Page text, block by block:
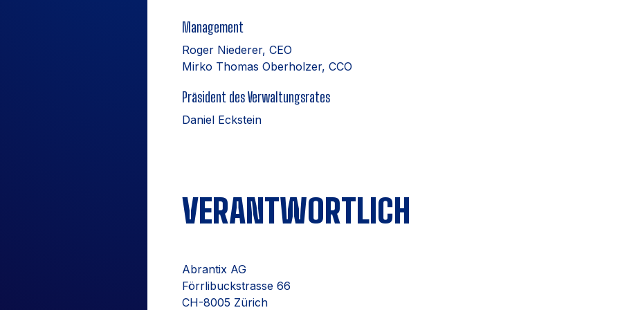
Management
Roger Niederer, CEO
Mirko Thomas Oberholzer, CCO
Präsident des Verwaltungsrates
Daniel Eckstein
VERANTWORTLICH
Abrantix AG
Förrlibuckstrasse 66
CH-8005 Zürich